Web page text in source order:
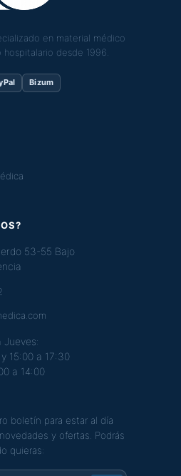
en material médico
desde 1996.
Bizum
53-55 Bajo
Jueves:
15:00 a 17:30
a 14:00
boletín para estar al día
y ofertas. Podrás
quieras: